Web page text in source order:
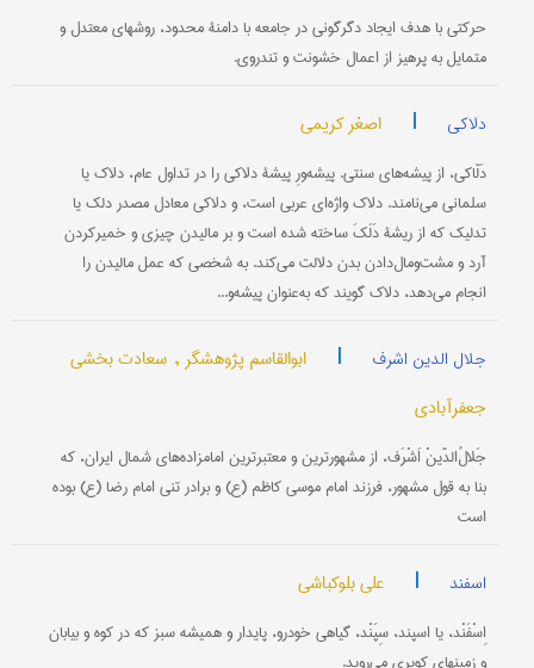
حرکتی با هدف ایجاد دگرگونی در جامعه با دامنۀ محدود، روشهای معتدل و
متمایل به پرهیز از اعمال خشونت و تندروی.
دلاکی | اصغر کریمی
دَلّاکی، از پیشه‌های سنتی. پیشه‌ورِ پیشۀ دلاکی را در تداول عام، دلاک یا
سلمانی می‌نامند. دلاک واژه‌ای عربی است، و دلاکی معادل مصدر دلک یا
تدلیک که از ریشۀ دَلَکَ ساخته شده است و بر مالیدن چیزی و خمیرکردن
آرد و مشت‌ومال‌دادن بدن دلالت می‌کند. به شخصی که عمل مالیدن را
انجام می‌دهد، دلاک گویند که به‌عنوان پیشه‌و...
جلال الدین اشرف | ابوالقاسم پژوهشگر , سعادت بخشی
جعفرآبادی
جَلالُ‌الدّینْ اَشْرَف، از مشهورترین و معتبرترین امامزاده‌های شمال ایران، که
بنا به قول مشهور، فرزند امام موسى کاظم (ع) و برادر تنی امام رضا (ع) بوده
است
اسفند | علی بلوکباشی
اِسْفَنْد، یا اسپند، سِپَنْد، گیاهی خودرو، پایدار و همیشه سبز که در کوه و بیابان
و زمینهای کویری می‌روید.